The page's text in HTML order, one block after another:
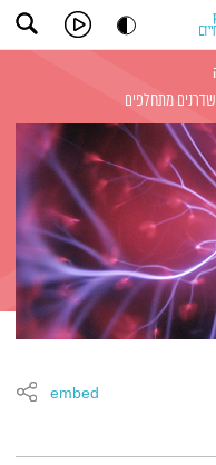
שדרנים מתחלפים
embed